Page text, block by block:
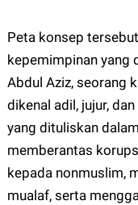
Peta konsep
kepemimpinan yang
Abdul Aziz, seorang
dikenal adil, jujur,
yang dituliskan
memberantas
kepada nonmuslim,
mualaf, serta